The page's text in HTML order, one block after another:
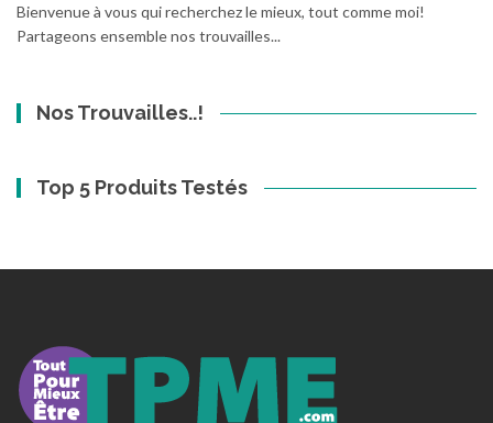
Bienvenue à vous qui recherchez le mieux, tout comme moi!
Partageons ensemble nos trouvailles...
Nos Trouvailles..!
Top 5 Produits Testés